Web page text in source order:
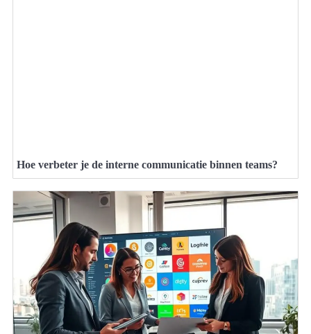
Hoe verbeter je de interne communicatie binnen teams?